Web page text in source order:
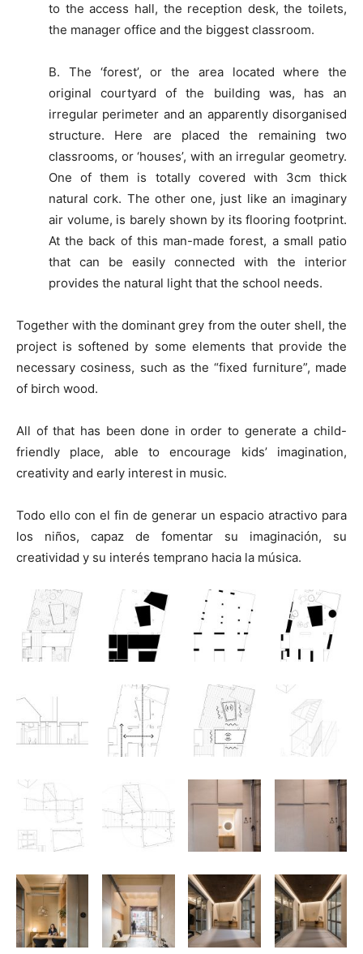
to the access hall, the reception desk, the toilets,
the manager office and the biggest classroom.
B. The ‘forest’, or the area located where the
original courtyard of the building was, has an
irregular perimeter and an apparently disorganised
structure. Here are placed the remaining two
classrooms, or ‘houses’, with an irregular geometry.
One of them is totally covered with 3cm thick
natural cork. The other one, just like an imaginary
air volume, is barely shown by its flooring footprint.
At the back of this man-made forest, a small patio
that can be easily connected with the interior
provides the natural light that the school needs.
Together with the dominant grey from the outer shell, the
project is softened by some elements that provide the
necessary cosiness, such as the “fixed furniture”, made
of birch wood.
All of that has been done in order to generate a child-
friendly place, able to encourage kids’ imagination,
creativity and early interest in music.
Todo ello con el fin de generar un espacio atractivo para
los niños, capaz de fomentar su imaginación, su
creatividad y su interés temprano hacia la música.